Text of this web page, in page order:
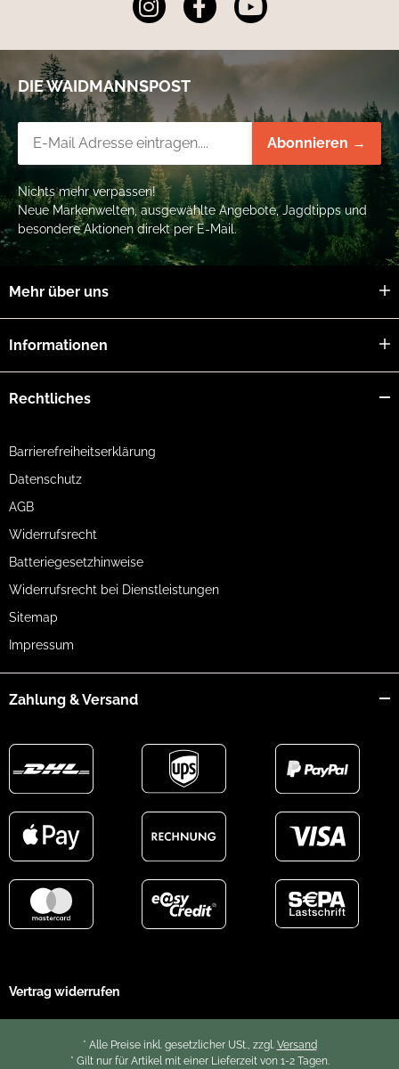
DIE WAIDMANNSPOST
Abonnieren →
Nichts mehr verpassen!
Neue Markenwelten, ausgewählte Angebote, Jagdtipps und
besondere Aktionen direkt per E-Mail.
Mehr über uns
Informationen
Rechtliches
Barrierefreiheitserklärung
Datenschutz
AGB
Widerrufsrecht
Batteriegesetzhinweise
Widerrufsrecht bei Dienstleistungen
Sitemap
Impressum
Zahlung & Versand
Vertrag widerrufen
* Alle Preise inkl. gesetzlicher USt., zzgl. Versand
* Gilt nur für Artikel mit einer Lieferzeit von 1-2 Tagen.